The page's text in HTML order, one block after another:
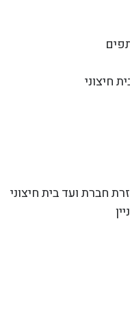
חיצוני
חברת ועד בית חיצוני